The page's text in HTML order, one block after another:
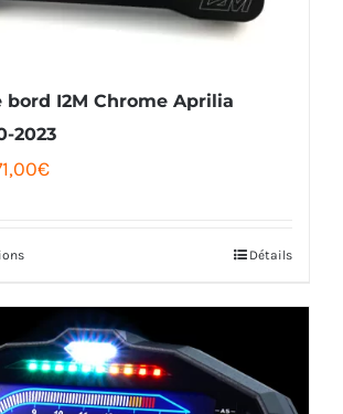
bord I2M Chrome Aprilia
2023
:
€Le
1
471,00€.
Ce
plusieurs
variations.
Détails